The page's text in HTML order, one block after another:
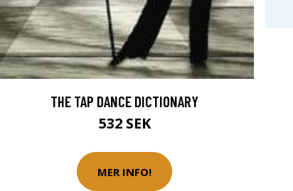
THE TAP DANCE DICTIONARY
532 SEK
MER INFO!